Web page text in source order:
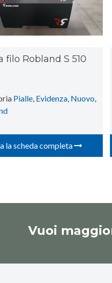
filo Robland S 510
Pialle, Evidenza, Nuovo,
la scheda completa
Vuoi